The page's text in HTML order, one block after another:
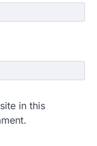
in this